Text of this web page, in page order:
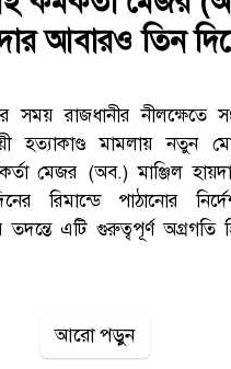
আবারও তিন
সময় রাজধানীর নীলক্ষেতে
হত্যাকাণ্ড মামলায় নতুন
মেজর (অব.) মাঞ্জিল
রিমান্ডে পাঠানোর
এটি গুরুত্বপূর্ণ অগ্রগতি
রিমান্ড আবেদন করে পুলিশ।
আরো পড়ুন